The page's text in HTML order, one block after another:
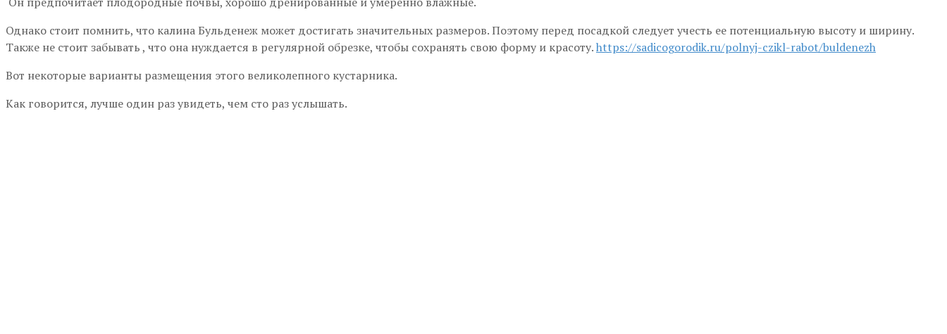
Однако стоит помнить, что калина Бульденеж может достигать значительных размеров. Поэтому перед посадкой следует учесть ее потенциальную высоту и ширину.
Также не стоит забывать , что она нуждается в регулярной обрезке, чтобы сохранять свою форму и красоту.https://sadicogorodik.ru/polnyj-czikl-rabot/buldenezh
Вот некоторые варианты размещения этого великолепного кустарника.
Как говорится, лучше один раз увидеть, чем сто раз услышать.